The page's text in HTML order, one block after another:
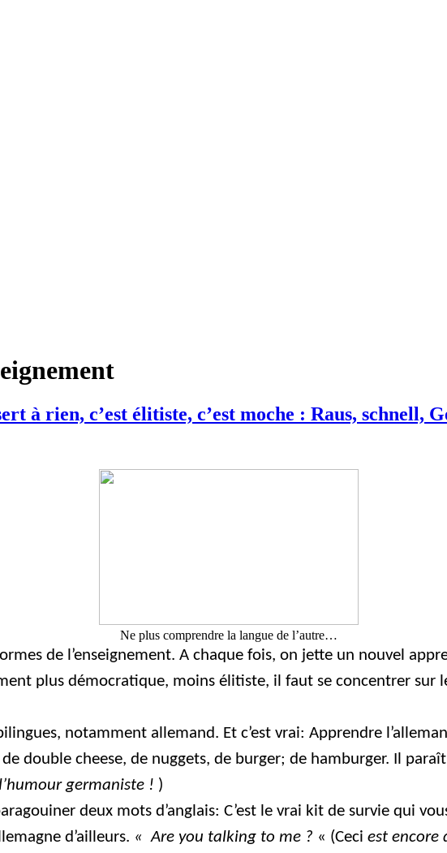
à rien, c’est élitiste, c’est moche : Raus, schnell,
Ne plus comprendre la langue de l’autre…
de l’enseignement. A chaque fois, on jette un nouvel
plus démocratique, moins élitiste, il faut se concentrer
notamment allemand. Et c’est vrai: Apprendre
double cheese, de nuggets, de burger; de hamburger. Il
germaniste ! )
deux mots d’anglais: C’est le vrai kit de survie qui
d’ailleurs. « Are you talking to me ? « (Ceci est encore